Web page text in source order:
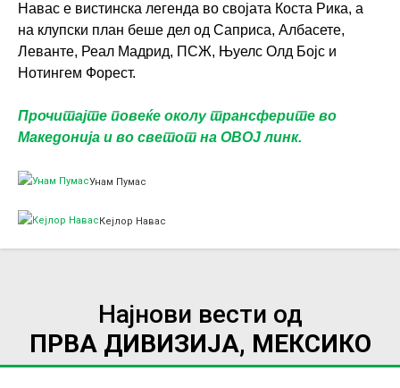
Навас е вистинска легенда во својата Коста Рика, а
на клупски план беше дел од Саприса, Албасете,
Леванте, Реал Мадрид, ПСЖ, Њуелс Олд Бојс и
Нотингем Форест.
Прочитајте повеќе околу трансферите во
Македонија и во светот на ОВОЈ линк.
Унам Пумас
Кејлор Навас
Најнови вести од
ПРВА ДИВИЗИЈА, МЕКСИКО